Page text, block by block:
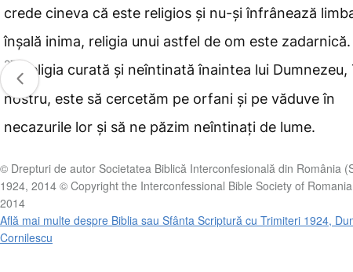
crede cineva că este religios și nu-șiînfrânează
înșală inima, religia unui astfel de om este zadarnică.
27 Religia curată și neîntinată înaintea lui Dumnezeu,
nostru, este să cercetăm pe orfani și pe văduve în
necazurile lor și să ne păzim neîntinați de lume.
© Drepturi de autor Societatea Biblică Interconfesională din România
1924, 2014 © Copyright the Interconfessional Bible Society of
2014
Află mai multe despre Biblia sau Sfânta Scriptură cu Trimiteri 1924,
Cornilescu